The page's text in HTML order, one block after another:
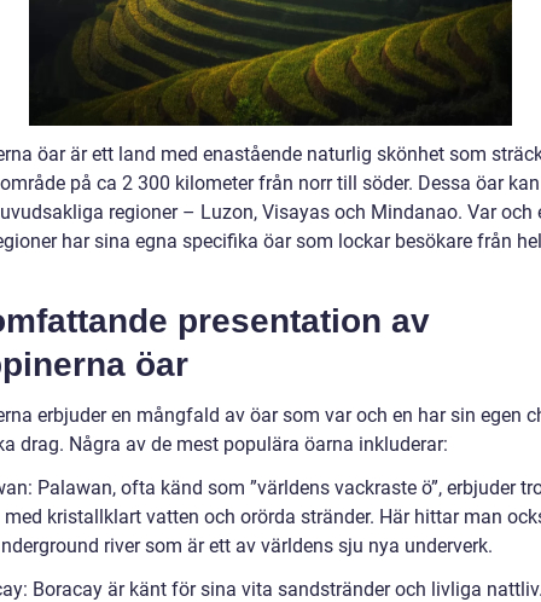
öar är ett land med enastående naturlig skönhet som
på ca 2 300 kilometer från norr till söder. Dessa öar
regioner – Luzon, Visayas och Mindanao. Var och
har sina egna specifika öar som lockar besökare från
presentation av
öar
erbjuder en mångfald av öar som var och en har sin egen
drag. Några av de mest populära öarna inkluderar:
Palawan, ofta känd som ”världens vackraste ö”, erbjuder
kristallklart vatten och orörda stränder. Här hittar man
river som är ett av världens sju nya underverk.
Boracay är känt för sina vita sandstränder och livliga